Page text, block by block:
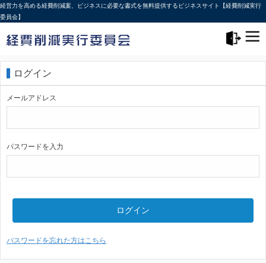
経営力を高める経費削減案、ビジネスに必要な書式を無料提供するビジネスサイト【経費削減実行
委員会】
ログイン
メールアドレス
パスワードを入力
ログイン
パスワードを忘れた方はこちら